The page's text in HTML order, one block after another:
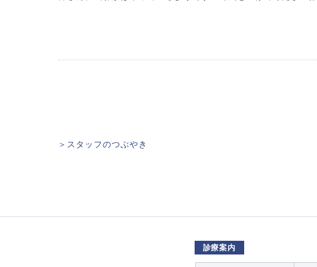
＞スタッフのつぶやき
診療案内